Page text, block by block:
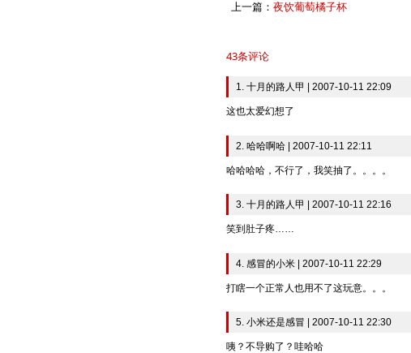
上一篇： 夜饮葡萄橘子杯
43条评论
1. 十月的路人甲 | 2007-10-11 22:09
这也太爱幻想了
2. 哈哈啊哈 | 2007-10-11 22:11
哈哈哈哈，不行了，我笑抽了。。。。
3. 十月的路人甲 | 2007-10-11 22:16
笑到肚子疼……
4. 感冒的小米 | 2007-10-11 22:29
打瞎一个正常人也用不了这玩意。。。
5. 小米还是感冒 | 2007-10-11 22:30
咦？不导购了？哇哈哈